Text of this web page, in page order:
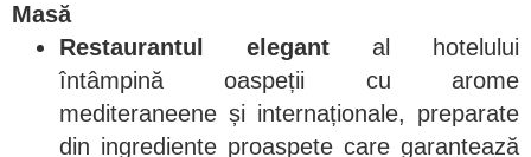
Masă
Restaurantul elegant al hotelului
întâmpină oaspeții cu arome
mediteraneene și internaționale, preparate
din ingrediente proaspete care garantează